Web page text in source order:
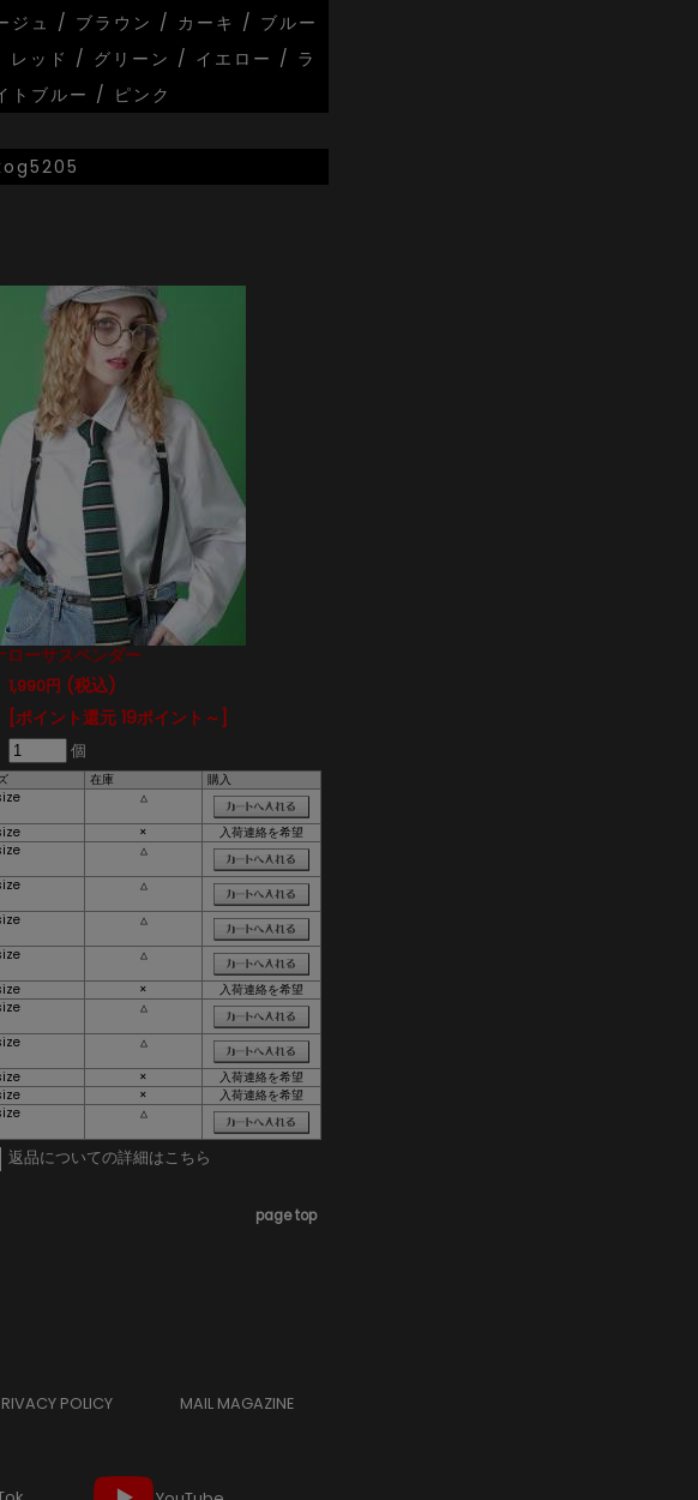
ジュ / ブラウン / カーキ / ブルー
レッド / グリーン / イエロー / ラ
トブルー / ピンク
ーサスペンダー
1,990円 (税込)
[ポイント還元 19ポイント～]
個
在庫
購入
△
×
入荷連絡を希望
△
△
△
△
×
入荷連絡を希望
△
△
×
入荷連絡を希望
×
入荷連絡を希望
△
返品についての詳細はこちら
page top
POLICY MAIL MAGAZINE